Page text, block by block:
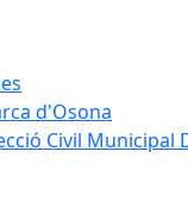
d'Osona
Civil Municipal